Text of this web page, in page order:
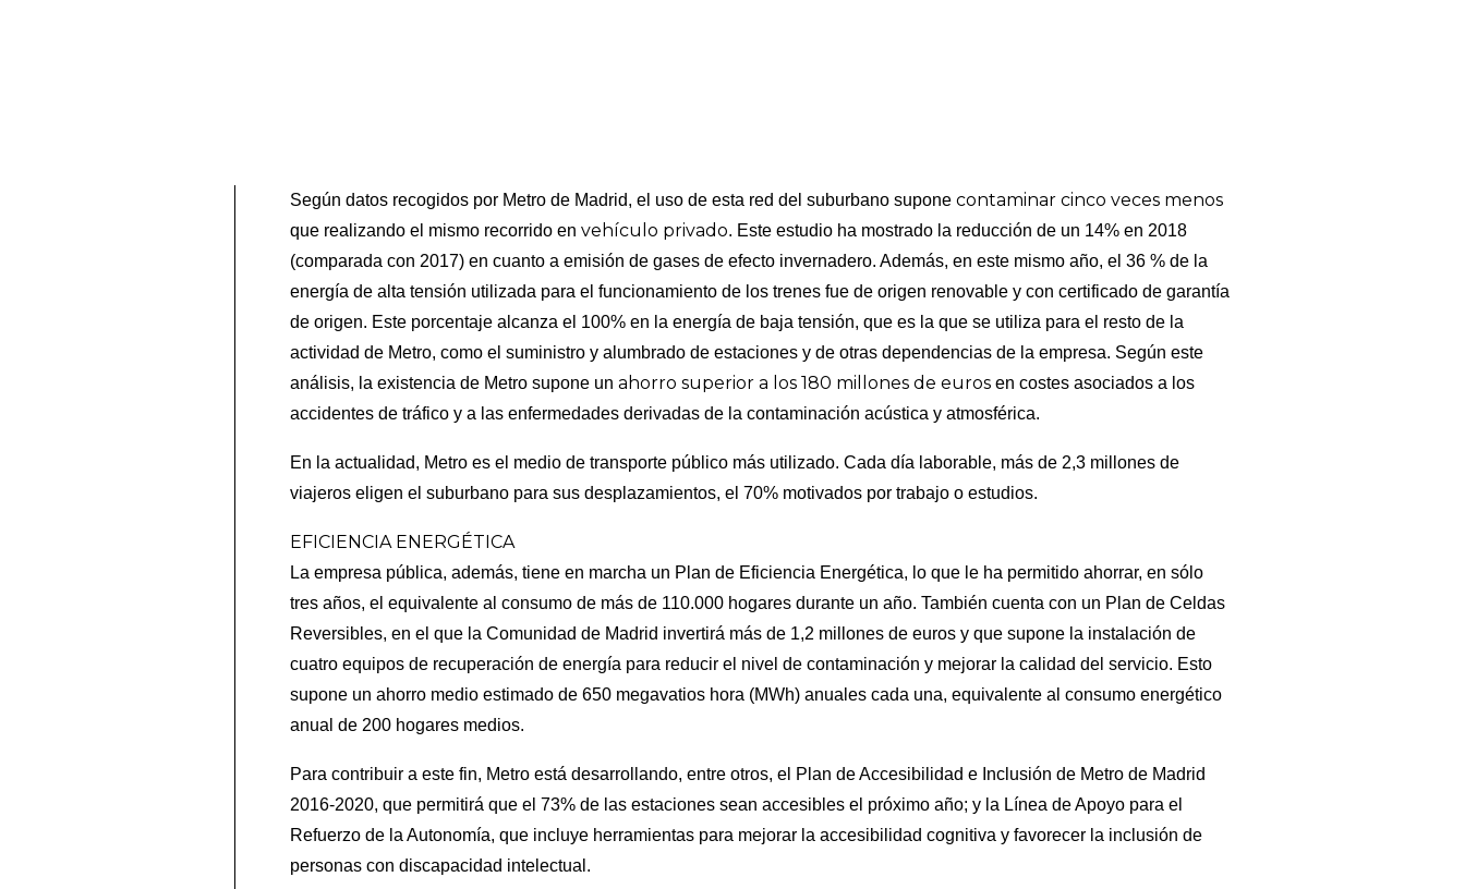
Según datos recogidos por Metro de Madrid, el uso de esta red del suburbano suponecontaminar cinco veces menos
que realizando el mismo recorrido envehículo privado. Este estudio ha mostrado la reducción de un 14% en 2018
(comparada con 2017) en cuanto a emisión de gases de efecto invernadero. Además, en este mismo año, el 36 % de la
energía de alta tensión utilizada para el funcionamiento de los trenes fue de origen renovable y con certificado de garantía
de origen. Este porcentaje alcanza el 100% en la energía de baja tensión, que es la que se utiliza para el resto de la
actividad de Metro, como el suministro y alumbrado de estaciones y de otras dependencias de la empresa. Según este
análisis, la existencia de Metro supone unahorro superior a los 180 millones de euros en costes asociados a los
accidentes de tráfico y a las enfermedades derivadas de la contaminación acústica y atmosférica.
En la actualidad, Metro es el medio de transporte público más utilizado. Cada día laborable, más de 2,3 millones de
viajeros eligen el suburbano para sus desplazamientos, el 70% motivados por trabajo o estudios.
EFICIENCIA ENERGÉTICA
La empresa pública, además, tiene en marcha un Plan de Eficiencia Energética, lo que le ha permitido ahorrar, en sólo
tres años, el equivalente al consumo de más de 110.000 hogares durante un año. También cuenta con un Plan de Celdas
Reversibles, en el que la Comunidad de Madrid invertirá más de 1,2 millones de euros y que supone la instalación de
cuatro equipos de recuperación de energía para reducir el nivel de contaminación y mejorar la calidad del servicio. Esto
supone un ahorro medio estimado de 650 megavatios hora (MWh) anuales cada una, equivalente al consumo energético
anual de 200 hogares medios.
Para contribuir a este fin, Metro está desarrollando, entre otros, el Plan de Accesibilidad e Inclusión de Metro de Madrid
2016-2020, que permitirá que el 73% de las estaciones sean accesibles el próximo año; y la Línea de Apoyo para el
Refuerzo de la Autonomía, que incluye herramientas para mejorar la accesibilidad cognitiva y favorecer la inclusión de
personas con discapacidad intelectual.